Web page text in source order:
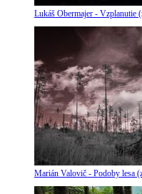
Lukáš Obermajer - Vzplanutie
Marián Valovič - Podoby lesa